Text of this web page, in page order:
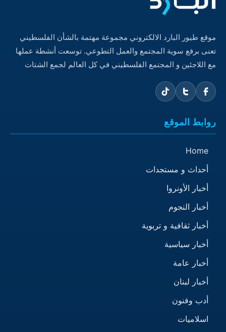
موقع طيور البارد الالكتروني مجموعة مهتمة بالشأن الفلسطيني
تعنى برفع سوية المجتمع والعمل التطوعي. توسعت أنشطة عملها
مع اللاجئين و المجتمع الفلسطيني في كل العالم لجمع الشتات
روابط الموقع
Home
أحداث و مستجدات
أخبار الأونروا
أخبار النجوم
أخبار ثقافية و تربوية
أخبار سياسية
أخبار عامة
أخبار لبنان
أدب وفنون
اسلاميات